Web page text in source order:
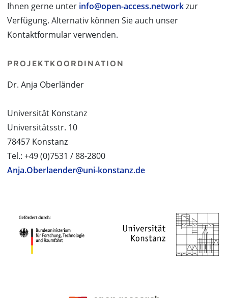
Ihnen gerne unter info@open-access.networkzur
Verfügung. Alternativ können Sie auch unser
Kontaktformular verwenden.
PROJEKTKOORDINATION
Dr. Anja Oberländer
Universität Konstanz
Universitätsstr. 10
78457 Konstanz
Tel.: +49 (0)7531 / 88-2800
Anja.Oberlaender@uni-konstanz.de